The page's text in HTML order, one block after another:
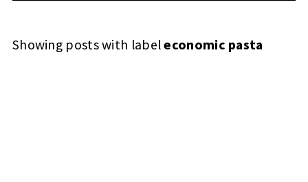
Showing posts with labeleconomic pasta